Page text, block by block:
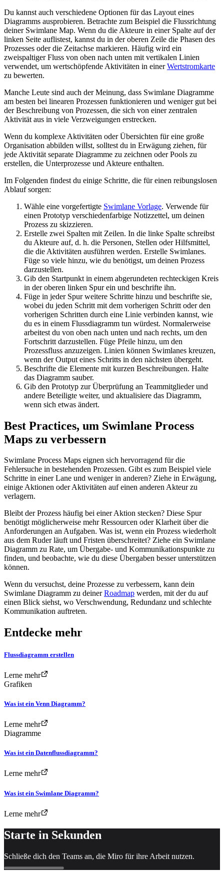
Du kannst auch verschiedene Optionen für das Layout eines
Diagramms ausprobieren. Betrachte zum Beispiel die Flussrichtung
deiner Swimlane Map. Wenn du die Akteure in einer Spalte auf der
linken Seite auflistest, kannst du in der oberen Zeile die Phasen des
Prozesses oder die Zeitachse markieren. Häufig wird ein
zweispaltiger Fluss von oben nach unten mit vertikalen Linien
verwendet, um wertschöpfende Aktivitäten in einerWertstromkarte
zu bewerten.
Manche Leute sind auch der Meinung, dass Swimlane Diagramme
am besten bei linearen Prozessen funktionieren und weniger gut bei
der Beschreibung von Prozessen, die sich von einer zentralen
Aktivität aus in viele Verzweigungen erstrecken.
Wenn du komplexe Aktivitäten oder Übersichten für eine große
Organisation abbilden willst, solltest du in Erwägung ziehen, für
jede Aktivität separate Diagramme zu zeichnen oder Pools zu
erstellen, die Unterprozesse und Akteure enthalten.
Im Folgenden findest du einige Schritte, die für einen reibungslosen
Ablauf sorgen:
Wähle eine vorgefertigte Swimlane Vorlage. Verwende für
einen Prototyp verschiedenfarbige Notizzettel, um deinen
Prozess zu skizzieren.
Erstelle zwei Spalten mit Zeilen. In die linke Spalte schreibst
du Akteure auf, d. h. die Personen, Stellen oder Hilfsmittel,
die die Aktivitäten ausführen werden. Erstelle Swimlanes.
Füge so viele hinzu, wie du benötigst, um deinen Prozess
darzustellen.
Gib den Startpunkt in einem abgerundeten rechteckigen Kreis
in der oberen linken Spur ein und beschrifte ihn.
Füge in jeder Spur weitere Schritte hinzu und beschrifte sie,
wobei du jeden Schritt mit dem vorherigen Schritt oder den
vorherigen Schritten durch eine Linie verbinden kannst, wie
du es in einem Flussdiagramm tun würdest. Normalerweise
arbeitest du von oben nach unten und nach rechts, um den
Fortschritt darzustellen. Füge Pfeile hinzu, um den
Prozessfluss anzuzeigen. Linien können Swimlanes kreuzen,
wenn der Output eines Schritts in den nächsten übergeht.
Beschrifte die Elemente mit kurzen Beschreibungen. Halte
das Diagramm sauber.
Gib den Prototyp zur Überprüfung an Teammitglieder und
andere Beteiligte weiter, und aktualisiere das Diagramm,
wenn sich etwas ändert.
Best Practices, um Swimlane Process
Maps zu verbessern
Swimlane Process Maps eignen sich hervorragend für die
Fehlersuche in bestehenden Prozessen. Gibt es zum Beispiel viele
Schritte in einer Lane und weniger in anderen? Ziehe in Erwägung,
einige Aktionen oder Aktivitäten auf einen anderen Akteur zu
verlagern.
Bleibt der Prozess häufig bei einer Aktion stecken? Diese Spur
benötigt möglicherweise mehr Ressourcen oder Klarheit über die
Anforderungen an Aufgaben. Was ist, wenn ein Prozess wiederholt
aus dem Ruder läuft und Fristen überschreitet? Ziehe ein Swimlane
Diagramm zu Rate, um Übergabe- und Kommunikationspunkte zu
finden, und beobachte, wie du diese Übergaben besser unterstützen
können.
Wenn du versuchst, deine Prozesse zu verbessern, kann dein
Swimlane Diagramm zu deinerRoadmap werden, mit der du auf
einen Blick siehst, wo Verschwendung, Redundanz und schlechte
Kommunikation auftreten.
Entdecke mehr
Flussdiagramm erstellen
Lerne mehr
Grafiken
Was ist ein Venn Diagramm?
Lerne mehr
Diagramme
Was ist ein Datenflussdiagramm?
Lerne mehr
Was ist ein Swimlane Diagramm?
Lerne mehr
Starte in Sekunden
Schließe dich den Teams an, die Miro für ihre Arbeit nutzen.